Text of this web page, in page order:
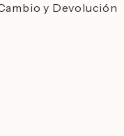
y Devolución